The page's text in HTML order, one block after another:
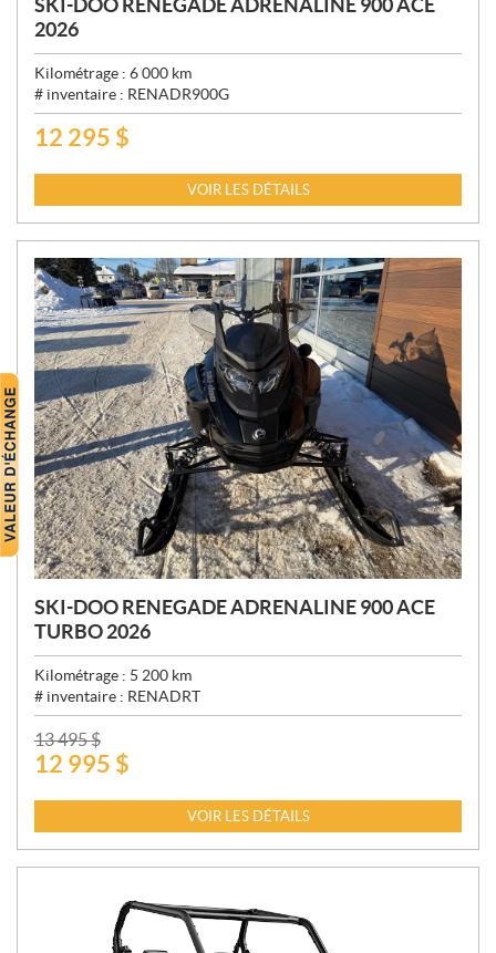
SKI-DOO RENEGADE ADRENALINE 900 ACE
2026
Kilométrage : 6 000 km
# inventaire : RENADR900G
P
X
:
12 295 $
VOIR LES DÉTAILS
SKI-DOO RENEGADE ADRENALINE 900 ACE
TURBO 2026
Kilométrage : 5 200 km
# inventaire : RENADRT
P
R
13 495$
12 995 $
VOIR LES DÉTAILS